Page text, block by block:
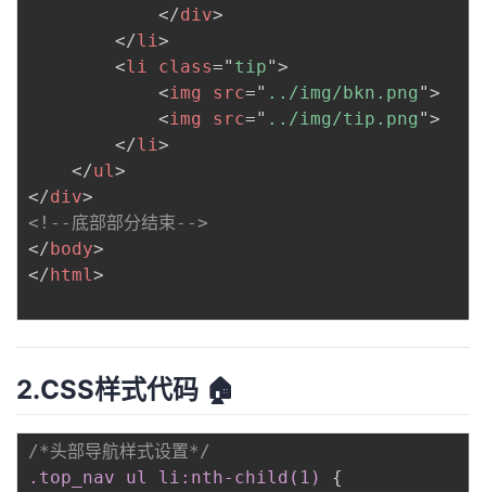
</div>
</li>
<li class=" tip">
<img src=" ../img/bkn.png ">
<img src=" ../img/tip.png ">
</li>
</ul>
</div>
<!--底部部分结束-->
</body>
</html>
2.CSS样式代码 🏠
/*头部导航样式设置*/
.top_nav ul li:nth-child(1)
{